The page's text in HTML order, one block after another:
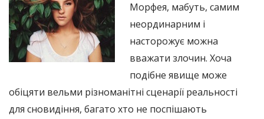
Морфея, мабуть, самим
неординарним і
насторожує можна
вважати злочин. Хоча
подібне явище може
обіцяти вельми різноманітні сценарії реальності
для сновидіння, багато хто не поспішають